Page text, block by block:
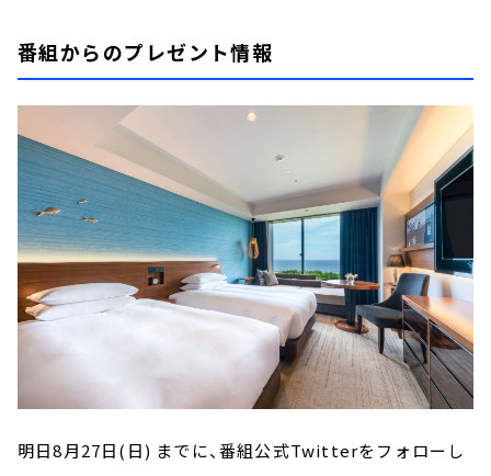
番組からのプレゼント情報
明日8月27日(日) までに、番組公式Twitterをフォローし